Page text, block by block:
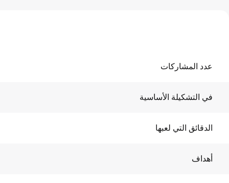
عدد المشاركات
في التشكيلة الأساسية
الدقائق التي لعبها
أهداف